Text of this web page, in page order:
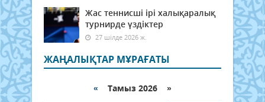
Жас теннисші ірі халықаралық
турнирде үздіктер
27 шілде 2026 ж.
ЖАҢАЛЫҚТАР МҰРАҒАТЫ
« Тамыз 2026 »